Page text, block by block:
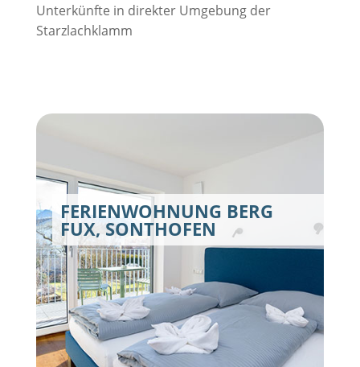
Unterkünfte in direkter Umgebung der
Starzlachklamm
FERIENWOHNUNG BERG
FUX, SONTHOFEN